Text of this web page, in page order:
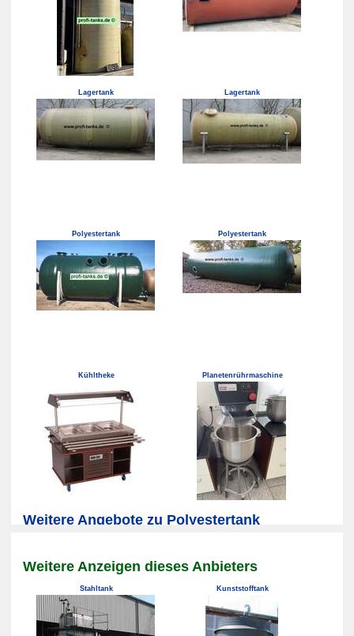
Lagertank Lagertank
Polyestertank Polyestertank
Kühltheke Planetenrührmaschine
Weitere Angebote zu Polyestertank
Weitere Anzeigen dieses Anbieters
Stahltank Kunststofftank